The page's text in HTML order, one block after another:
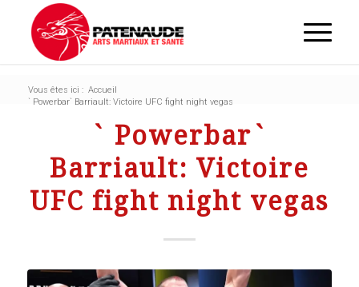
Vous êtes ici : Accueil
` Powerbar` Barriault: Victoire UFC fight night vegas
` Powerbar`
Barriault: Victoire
UFC fight night vegas